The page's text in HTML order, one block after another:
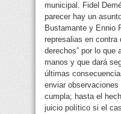
municipal. Fidel
parecer hay un
Bustamante y Ennio
represalias en contra
derechos” por lo que
manos y que dará
últimas
enviar
cumpla; hasta el
juicio político si el